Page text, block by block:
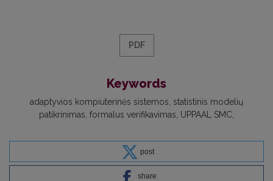
PDF
Keywords
adaptyvios kompiuterinės sistemos statistinis modelių
patikrinimas formalus verifikavimas UPPAAL SMC
post
share